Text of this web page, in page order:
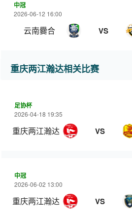
中冠
2026-06-12 16:00
云南爨合 VS
重庆两江瀚达相关比赛
足协杯
2026-04-18 19:35
重庆两江瀚达 VS
中冠
2026-06-02 13:00
重庆两江瀚达 VS